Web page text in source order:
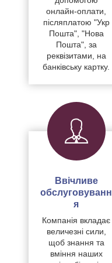
онлайн-оплати,
післяплатою "Укр
Пошта", "Нова
Пошта", за
реквізитами, на
банківську картку.
Ввічливе
обслуговуванн
я
Компанія вкладає
величезні сили,
щоб знання та
вміння наших